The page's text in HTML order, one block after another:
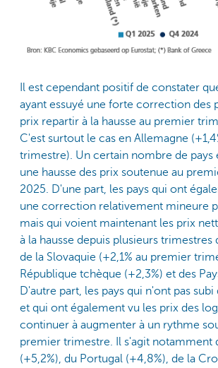
Il est cependant positif de constater
ayant essuyé une forte correction des
prix repartir à la hausse au premier
C'est surtout le cas en Allemagne
trimestre). Un certain nombre de pays
une hausse des prix soutenue au
2025. D'une part, les pays qui ont
une correction relativement mineure
mais qui voient maintenant les prix
à la hausse depuis plusieurs trimestres
de la Slovaquie (+2,1% au premier
République tchèque (+2,3%) et des
D'autre part, les pays qui n'ont pas
et qui ont également vu les prix des
continuer à augmenter à un rythme
premier trimestre. Il s'agit notamment
(+5,2%), du Portugal (+4,8%), de la